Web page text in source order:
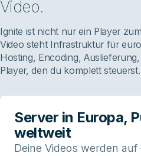
Video.
Ignite ist nicht nur ein Player
Video steht Infrastruktur für
Hosting, Encoding,
Player, den du komplett
Server in Europa,
weltweit
Deine Videos werden